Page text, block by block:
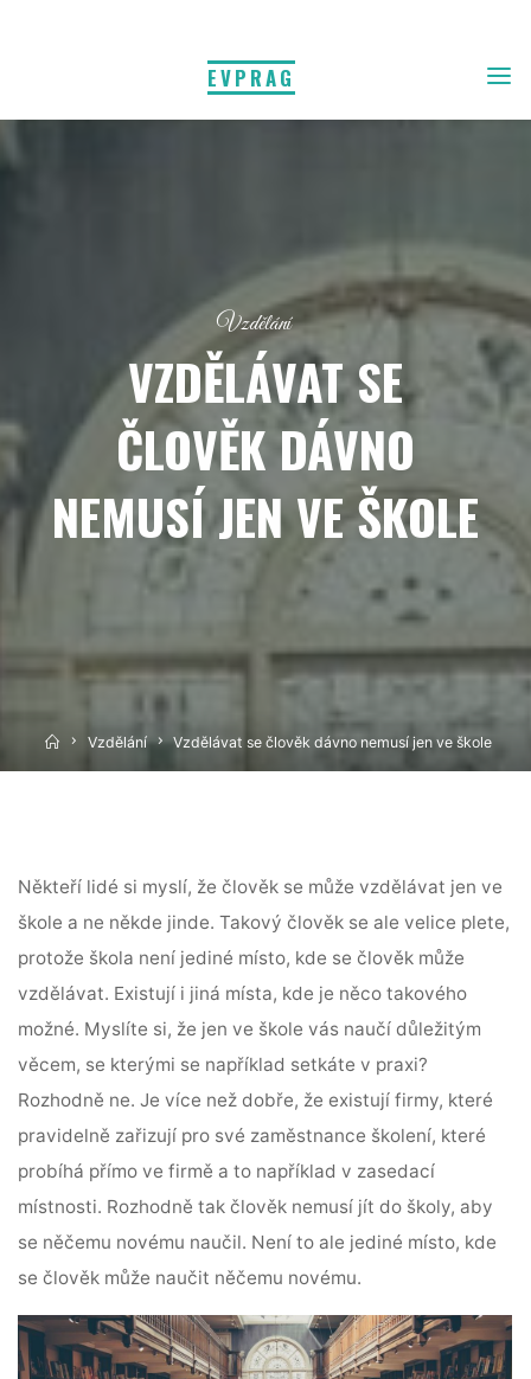
EVPRAG
Vzdělání
VZDĚLÁVAT SE
ČLOVĚK DÁVNO
NEMUSÍ JEN VE ŠKOLE
HomeVzdělání Vzdělávat se člověk dávno nemusí jen ve škole
Někteří lidé si myslí, že člověk se může vzdělávat jen ve
škole a ne někde jinde. Takový člověk se ale velice plete,
protože škola není jediné místo, kde se člověk může
vzdělávat. Existují i jiná místa, kde je něco takového
možné. Myslíte si, že jen ve škole vás naučí důležitým
věcem, se kterými se například setkáte v praxi?
Rozhodně ne.Je více než dobře, že existují firmy, které
pravidelně zařizují pro své zaměstnance školení, které
probíhá přímo ve firmě a to například v zasedací
místnosti. Rozhodně tak člověk nemusí jít do školy, aby
se něčemu novému naučil. Není to ale jediné místo, kde
se člověk může naučit něčemu novému.